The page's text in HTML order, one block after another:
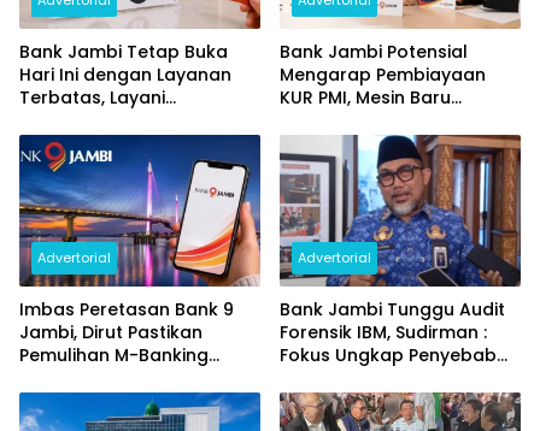
Bank Jambi Tetap Buka
Hari Ini dengan Layanan
Terbatas, Layani
dan Perubahan PIN
Bank Jambi Potensial
Mengarap Pembiayaan
KUR PMI, Mesin Baru
Daerah
Advertorial
Imbas Peretasan Bank 9
Jambi, Dirut Pastikan
Pemulihan M-Banking
Advertorial
Bank Jambi Tunggu Audit
Forensik IBM, Sudirman :
Fokus Ungkap Penyebab
Rp144 Miliar